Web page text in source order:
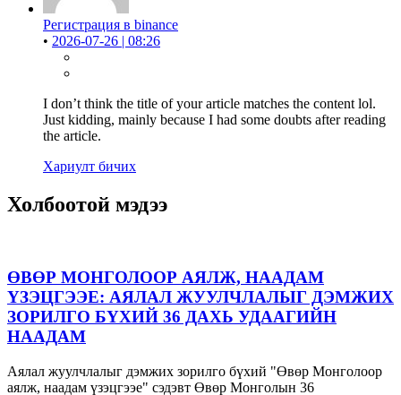
Регистрация в binance
• 2026-07-26 | 08:26
I don’t think the title of your article matches the content lol.
Just kidding, mainly because I had some doubts after reading
the article.
Хариулт бичих
Холбоотой мэдээ
ӨВӨР МОНГОЛООР АЯЛЖ, НААДАМ
ҮЗЭЦГЭЭЕ: АЯЛАЛ ЖУУЛЧЛАЛЫГ ДЭМЖИХ
ЗОРИЛГО БҮХИЙ 36 ДАХЬ УДААГИЙН
НААДАМ
Аялал жуулчлалыг дэмжих зорилго бүхий "Өвөр Монголоор
аялж, наадам үзэцгээе" сэдэвт Өвөр Монголын 36